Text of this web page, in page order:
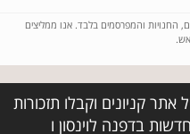
החנויות והמפרסמים בלבד. אנו ממליצים
קניונים וקבלו תזכורות
בדפנה לוינסון ו